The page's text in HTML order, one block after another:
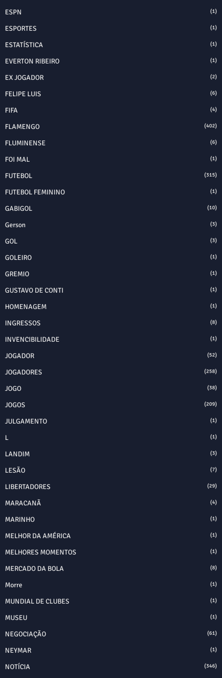
ESPN (1)
ESPORTES (1)
ESTATÍSTICA (1)
EVERTON RIBEIRO (1)
EX JOGADOR (2)
FELIPE LUIS (6)
FIFA (4)
FLAMENGO (402)
FLUMINENSE (6)
FOI MAL (1)
FUTEBOL (315)
FUTEBOL FEMININO (1)
GABIGOL (10)
Gerson (3)
GOL (3)
GOLEIRO (1)
GREMIO (1)
GUSTAVO DE CONTI (1)
HOMENAGEM (1)
INGRESSOS (8)
INVENCIBILIDADE (1)
JOGADOR (52)
JOGADORES (258)
JOGO (38)
JOGOS (209)
JULGAMENTO (1)
L (1)
LANDIM (3)
LESÃO (7)
LIBERTADORES (29)
MARACANÃ (4)
MARINHO (1)
MELHOR DA AMÉRICA (1)
MELHORES MOMENTOS (1)
MERCADO DA BOLA (8)
Morre (1)
MUNDIAL DE CLUBES (1)
MUSEU (1)
NEGOCIAÇÃO (61)
NEYMAR (1)
NOTÍCIA (346)